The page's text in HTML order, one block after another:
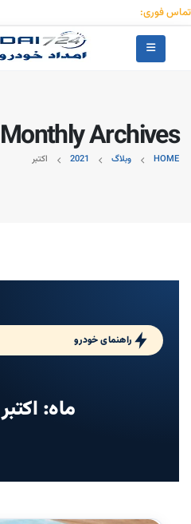
تماس فوری:
Monthly Archives - اکتبر 2021
HOME وبلاگ 2021 اکتبر
راهنمای خودرو
ماه: اکتبر 2021